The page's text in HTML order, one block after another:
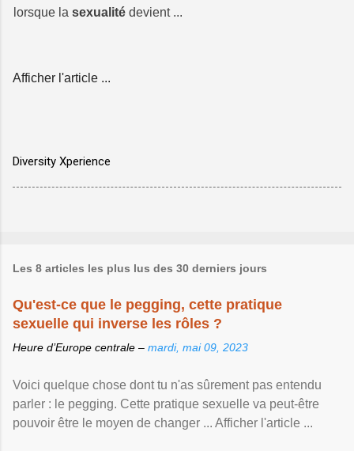
lorsque la sexualité devient ...
Afficher l'article ...
Diversity Xperience
Les 8 articles les plus lus des 30 derniers jours
Qu'est-ce que le pegging, cette pratique
sexuelle qui inverse les rôles ?
Heure d’Europe centrale – mardi, mai 09, 2023
Voici quelque chose dont tu n'as sûrement pas entendu
parler : le pegging. Cette pratique sexuelle va peut-être
pouvoir être le moyen de changer ... Afficher l'article ...